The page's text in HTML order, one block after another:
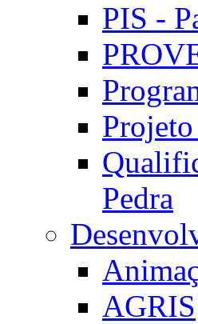
PIS -
Pedra
AGRIS